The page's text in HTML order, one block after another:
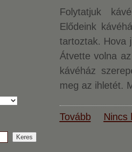
Folytatjuk
Elődeink
tartoztak. Hova
Átvette volna
kávéház
meg az ihletét.
Tovább Nincs